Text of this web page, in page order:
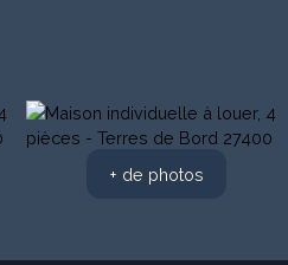
+ de photos